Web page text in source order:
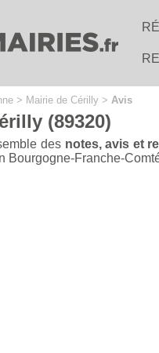
> Mairie de Cérilly > Avis
(89320)
des notes, avis et
Bourgogne-Franche-